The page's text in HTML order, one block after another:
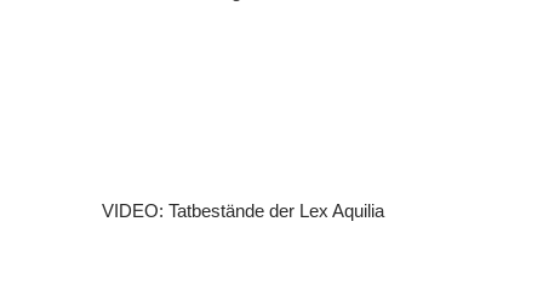
VIDEO: Tatbestände der Lex Aquilia